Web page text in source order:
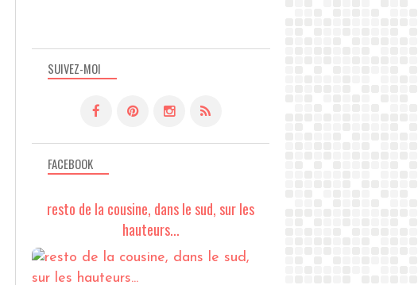
SUIVEZ-MOI
FACEBOOK
resto de la cousine, dans le sud, sur les
hauteurs...